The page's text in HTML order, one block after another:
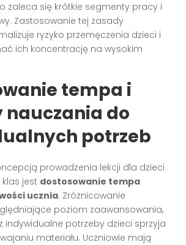
zaleca się krótkie segmenty pracy i
Zastosowanie tej zasady
ryzyko przemęczenia dzieci i
ich koncentrację na wysokim
tempa i
nauczania do
potrzeb
prowadzenia lekcji dla dzieci
jest dostosowanie tempa
ucznia. Zróżnicowanie
poziom zaawansowania,
indywidualne potrzeby dzieci sprzyja
materiału. Uczniowie mają